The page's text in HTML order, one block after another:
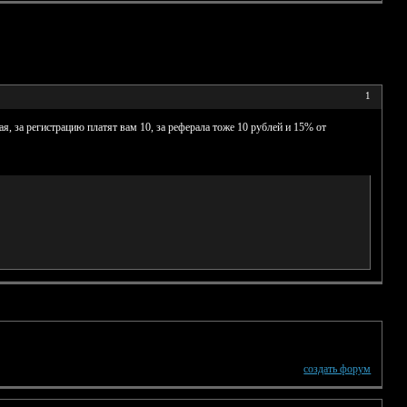
1
за регистрацию платят вам 10, за реферала тоже 10 рублей и 15% от
создать форум